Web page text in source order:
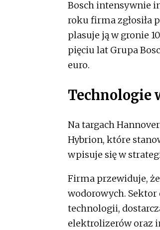
Bosch intensywnie
roku firma zgłosiła
plasuje ją w gronie
pięciu lat Grupa
euro.
Technologie
Na targach
Hybrion, które
wpisuje się w
Firma przewiduje,
wodorowych.
technologii,
elektrolizerów oraz